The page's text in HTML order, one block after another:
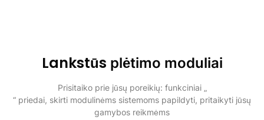
Lankstūs plėtimo moduliai
Prisitaiko prie jūsų poreikių: funkciniai „
“ priedai, skirti modulinėms sistemoms papildyti, pritaikyti jūsų
gamybos reikmėms